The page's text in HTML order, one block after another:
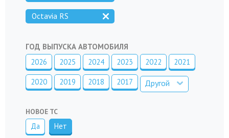
Octavia RS
ГОД ВЫПУСКА АВТОМОБИЛЯ
2026
2025 2024 2023 2022 2021
2020 2019 2018 2017 Другой
НОВОЕ ТС
Да Нет